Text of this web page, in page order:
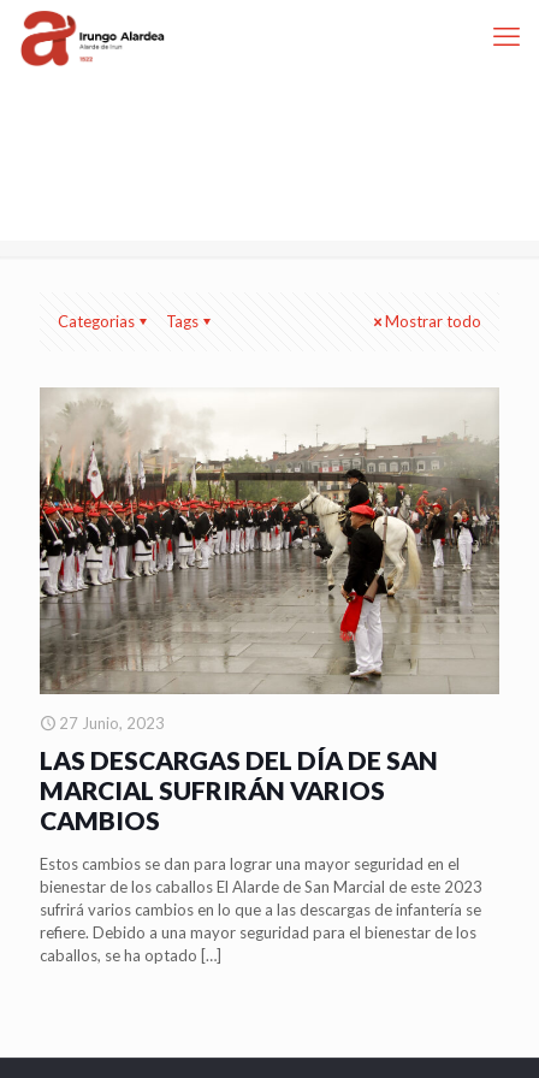
Categorias Tags Mostrar todo
27 Junio, 2023
LAS DESCARGAS DEL DÍA DE SAN
MARCIAL SUFRIRÁN VARIOS
CAMBIOS
Estos cambios se dan para lograr una mayor seguridad en el
bienestar de los caballos El Alarde de San Marcial de este 2023
sufrirá varios cambios en lo que a las descargas de infantería se
refiere. Debido a una mayor seguridad para el bienestar de los
caballos, se ha optado […]